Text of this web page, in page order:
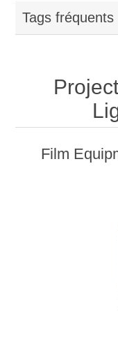
Tags fréquents
Film